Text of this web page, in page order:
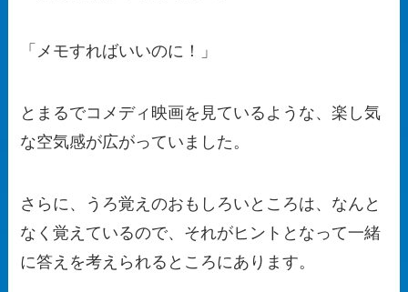
「メモすればいいのに！」
とまるでコメディ映画を見ているような、楽し気
な空気感が広がっていました。
さらに、うろ覚えのおもしろいところは、なんと
なく覚えているので、それがヒントとなって一緒
に答えを考えられるところにあります。